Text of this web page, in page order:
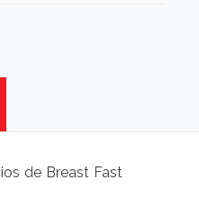
de Breast Fast